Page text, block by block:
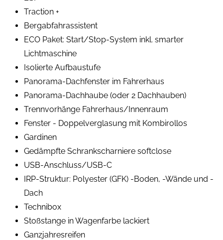
Traction +
Bergabfahrassistent
ECO Paket: Start/Stop-System inkl. smarter
Lichtmaschine
Isolierte Aufbaustufe
Panorama-Dachfenster im Fahrerhaus
Panorama-Dachhaube (oder 2 Dachhauben)
Trennvorhänge Fahrerhaus/Innenraum
Fenster - Doppelverglasung mit Kombirollos
Gardinen
Gedämpfte Schrankscharniere softclose
USB-Anschluss/USB-C
IRP-Struktur: Polyester (GFK) -Boden, -Wände und -
Dach
Technibox
Stoßstange in Wagenfarbe lackiert
Ganzjahresreifen